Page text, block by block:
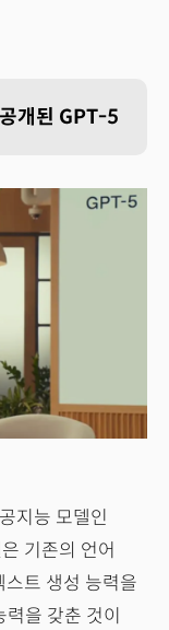
개된 GPT-5
지능 모델인
기존의 언어
트 생성 능력을
을 갖춘 것이